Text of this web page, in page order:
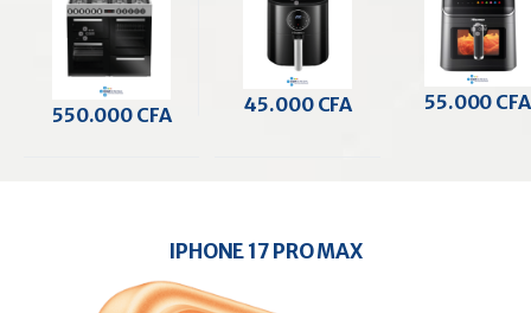
avec affichage
Multifours 7
Feux 100/90cm
550.000 CFA
5,2 Litres
45.000 CFA
avec fenêtre
6,7 Litres
55.000 CFA
IPHONE 17 PRO MAX